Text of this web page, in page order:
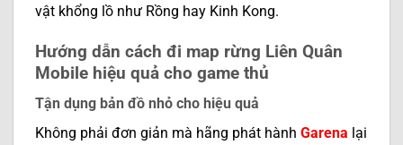
vật khổng lồ như Rồng hay Kinh Kong.
Hướng dẫn cách đi map rừng Liên Quân
Mobile hiệu quả cho game thủ
Tận dụng bản đồ nhỏ cho hiệu quả
Không phải đơn giản mà hãng phát hành Garena lại